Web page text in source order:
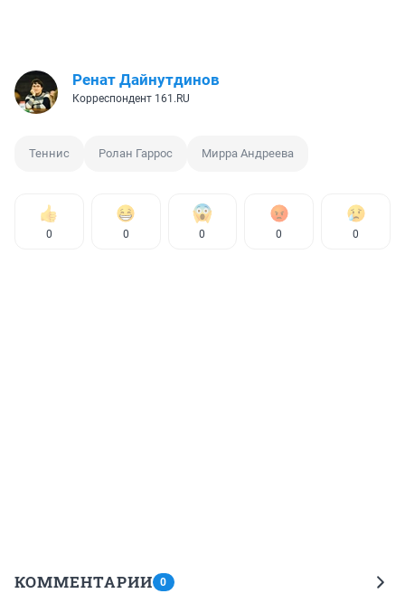
Ренат Дайнутдинов
Корреспондент 161.RU
Теннис Ролан Гаррос Мирра Андреева
0 0 0 0 0
КОММЕНТАРИИ 0